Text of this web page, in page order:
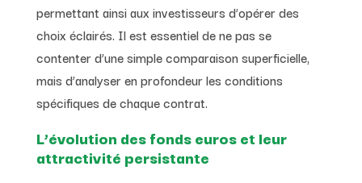
permettant ainsi aux investisseurs d’opérer des
choix éclairés. Il est essentiel de ne pas se
contenter d’une simple comparaison superficielle,
mais d’analyser en profondeur les conditions
spécifiques de chaque contrat.
L’évolution des fonds euros et leur
attractivité persistante